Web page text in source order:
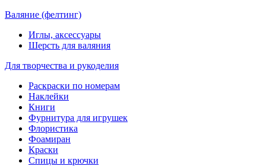
Валяние (фелтинг)
Иглы, аксессуары
Шерсть для валяния
Для творчества и рукоделия
Раскраски по номерам
Наклейки
Книги
Фурнитура для игрушек
Флористика
Фоамиран
Краски
Спицы и крючки